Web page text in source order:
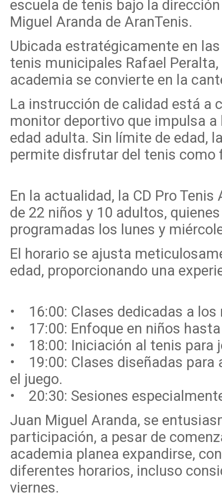
escuela de tenis bajo la
Miguel Aranda de AranTenis.
Ubicada estratégicamente en
tenis municipales Rafael
academia se convierte en la
La instrucción de calidad está a
monitor deportivo que impulsa
edad adulta. Sin límite de edad,
permite disfrutar del tenis como
En la actualidad, la CD Pro
de 22 niños y 10 adultos,
programadas los lunes y
El horario se ajusta
edad, proporcionando una
• 16:00: Clases dedicadas a los
• 17:00: Enfoque en niños
• 18:00: Iniciación al tenis para
• 19:00: Clases diseñadas para
el juego.
• 20:30: Sesiones
Juan Miguel Aranda, se
participación, a pesar de
academia planea expandirse,
diferentes horarios, incluso
viernes.